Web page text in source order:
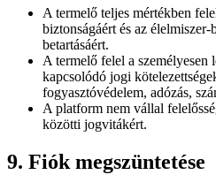
A termelő teljes mértékben
biztonságáért és az
betartásáért.
A termelő felel a személyesen
kapcsolódó jogi
fogyasztóvédelem, adózás,
A platform nem vállal
közötti jogvitákért.
9. Fiók megszüntetése